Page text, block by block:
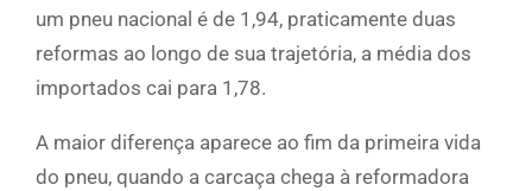
um pneu nacional é de 1,94, praticamente duas
reformas ao longo de sua trajetória, a média dos
importados cai para 1,78.
A maior diferença aparece ao fim da primeira vida
do pneu, quando a carcaça chega à reformadora